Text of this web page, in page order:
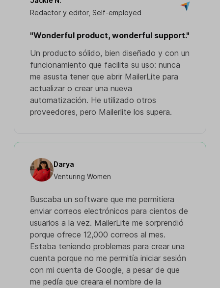
Redactor y editor, Self-employed
"Wonderful product, wonderful support."
Un producto sólido, bien diseñado y con un
funcionamiento que facilita su uso: nunca
me asusta tener que abrir MailerLite para
actualizar o crear una nueva
automatización. He utilizado otros
proveedores, pero Mailerlite los supera.
Darya
Venturing Women
Buscaba un software que me permitiera
enviar correos electrónicos para cientos de
usuarios a la vez. MailerLite me sorprendió
porque ofrece 12,000 correos al mes.
Estaba teniendo problemas para crear una
cuenta porque no me permitía iniciar sesión
con mi cuenta de Google, a pesar de que
me pedía que creara el nombre de la